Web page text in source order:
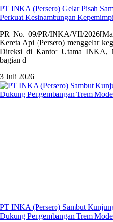
PT INKA (Persero) Gelar Pisah
Perkuat Kesinambungan
PR No. 09/PR/INKA/VII/
Kereta Api (Persero) menggelar
Direksi di Kantor Utama INKA,
bagian d
3 Juli 2026
PT INKA (Persero) Sambut
Dukung Pengembangan Trem